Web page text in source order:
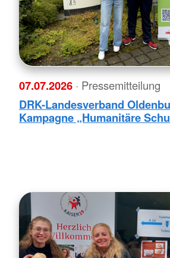
07.07.2026 · Pressemitteilung
DRK-Landesverband
Kampagne „Humanitäre